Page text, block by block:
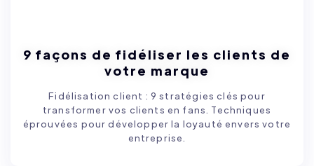
9 façons de fidéliser les clients de
votre marque
Fidélisation client : 9 stratégies clés pour
transformer vos clients en fans. Techniques
éprouvées pour développer la loyauté envers votre
entreprise.